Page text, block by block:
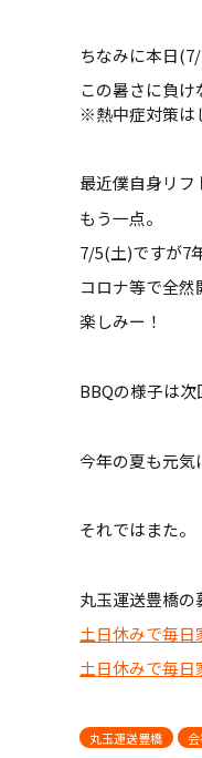
ちなみに本日
この暑さに負け
※熱中症対策は
最近僕自身リフ
もう一点。
7/5(土)ですが7
コロナ等で全然
楽しみー！
BBQの様子は次
今年の夏も元気
それではまた。
丸玉運送豊橋
土日休みで毎
土日休みで毎日
丸玉運送豊橋